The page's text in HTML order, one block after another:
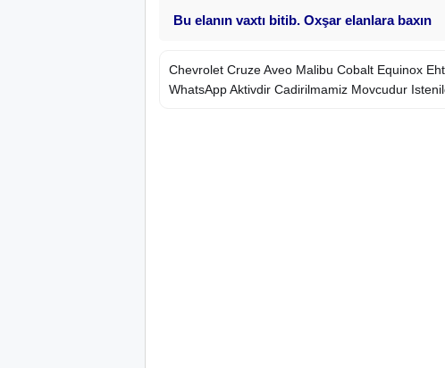
Bu elanın vaxtı bitib. Oxşar elanlara baxın
Chevrolet Cruze Aveo Malibu Cobalt Equinox
WhatsApp Aktivdir Cadirilmamiz Movcudur